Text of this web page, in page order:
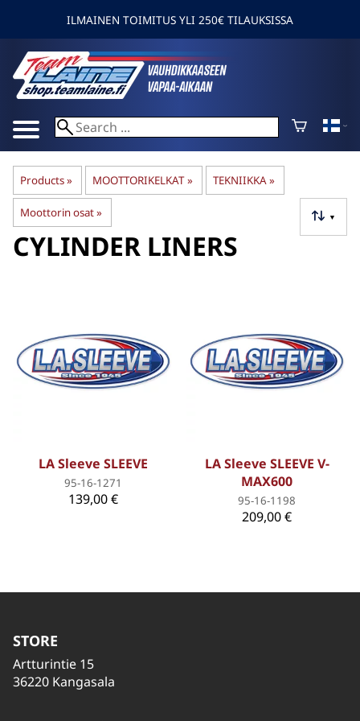
ILMAINEN TOIMITUS YLI 250€ TILAUKSISSA
Products‪» MOOTTORIKELKAT ‪» TEKNIIKKA‪»
Moottorin osat‪» ▼
CYLINDER LINERS
LA Sleeve SLEEVE
95-16-1271
139,00 €
LA Sleeve SLEEVE V-
MAX600
95-16-1198
209,00 €
STORE
Artturintie 15
36220 Kangasala